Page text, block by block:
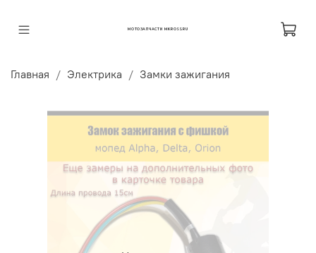
МОТОЗАПЧАСТИ MKROSS.RU
Главная Электрика Замки зажигания